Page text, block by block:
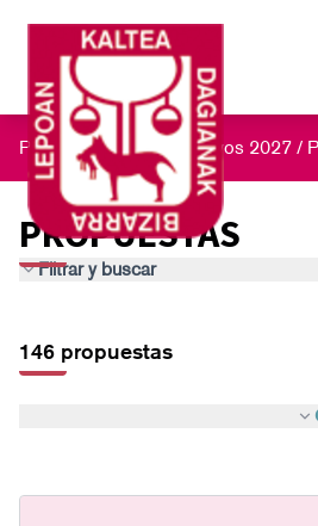
Presupuestos Participativos 2027 /
PROPUESTAS
Filtrar y buscar
146 propuestas